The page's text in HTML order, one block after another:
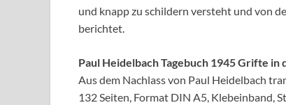
und knapp zu schildern versteht und von
berichtet.
Paul Heidelbach Tagebuch 1945 Grifte in
Aus dem Nachlass von Paul Heidelbach
132 Seiten, Format DIN A5, Klebeinband,